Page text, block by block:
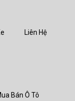
Liên Hệ
Bán Ô Tô